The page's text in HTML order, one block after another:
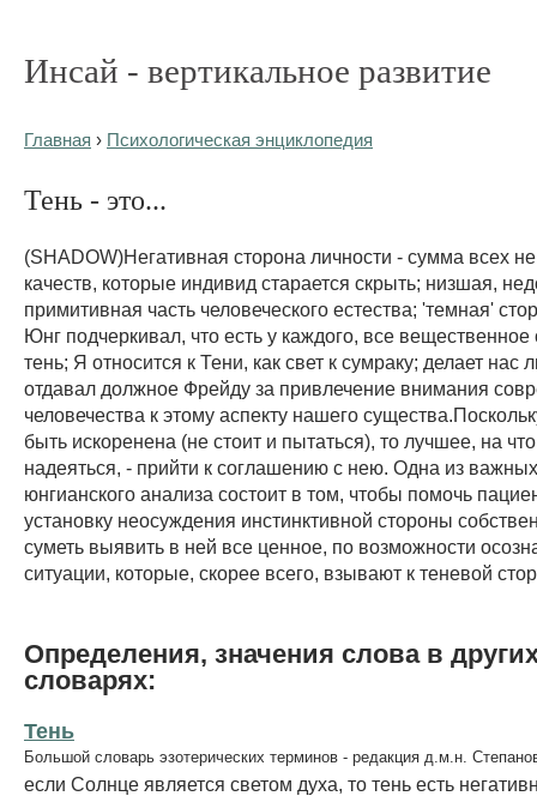
Инсай - вертикальное развитие
Главная › Психологическая энциклопедия
Тень - это...
(SHADOW)Негативная сторона личности - сумма всех
качеств, которые индивид старается скрыть; низшая,
примитивная часть человеческого естества; 'темная'
Юнг подчеркивал, что есть у каждого, все вещественное
тень; Я относится к Тени, как свет к сумраку; делает
отдавал должное Фрейду за привлечение внимания
человечества к этому аспекту нашего
быть искоренена (не стоит и пытаться), то лучшее, на
надеяться, - прийти к соглашению с нею. Одна из
юнгианского анализа состоит в том, чтобы помочь
установку неосуждения инстинктивной стороны
суметь выявить в ней все ценное, по возможности
ситуации, которые, скорее всего, взывают к теневой
Определения, значения слова в
словарях:
Тень
Большой словарь эзотерических терминов - редакция д.м.н.
если Солнце является светом духа, то тень есть